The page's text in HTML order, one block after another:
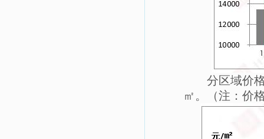
分区域价
㎡。（注：价